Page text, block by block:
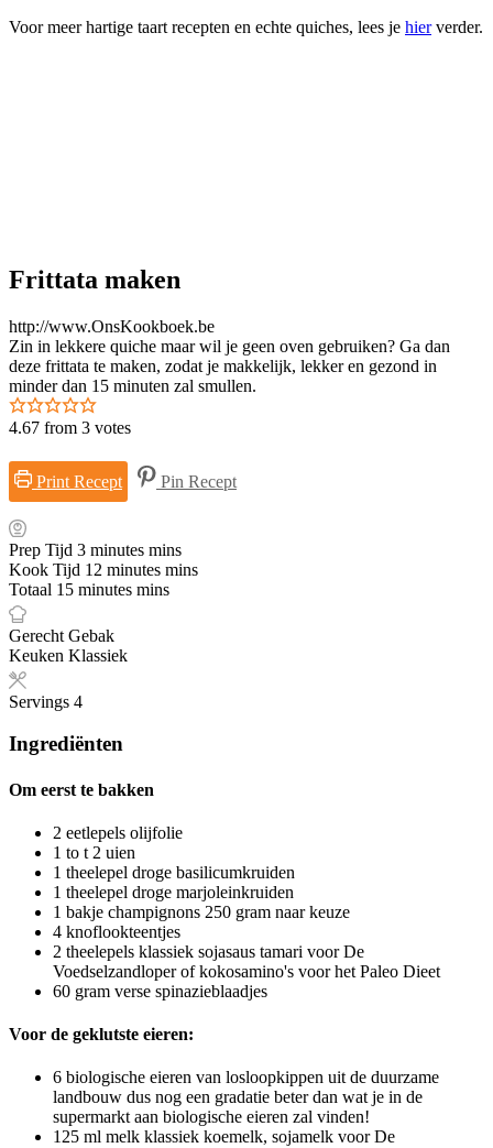
Voor meer hartige taart recepten en echte quiches, lees je hierverder.
Frittata maken
http://www.OnsKookboek.be
Zin in lekkere quiche maar wil je geen oven gebruiken? Ga dan
deze frittata te maken, zodat je makkelijk, lekker en gezond in
minder dan 15 minuten zal smullen.
4.67 from 3 votes
Print Recept Pin Recept
Prep Tijd 3 minutes mins
Kook Tijd 12 minutes mins
Totaal 15 minutes mins
Gerecht Gebak
Keuken Klassiek
Servings 4
Ingrediënten
Om eerst te bakken
2 eetlepels olijfolie
1 to t 2 uien
1 theelepel droge basilicumkruiden
1 theelepel droge marjoleinkruiden
1 bakje champignons 250 gram naar keuze
4 knoflookteentjes
2 theelepels klassiek sojasaus tamari voor De
Voedselzandloper of kokosamino's voor het Paleo Dieet
60 gram verse spinazieblaadjes
Voor de geklutste eieren:
6 biologische eieren van losloopkippen uit de duurzame
landbouw dus nog een gradatie beter dan wat je in de
supermarkt aan biologische eieren zal vinden!
125 ml melk klassiek koemelk, sojamelk voor De